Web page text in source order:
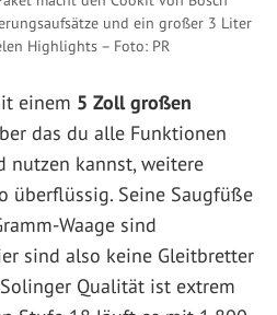
und ein großer 3 Liter
Highlights – Foto: PR
einem 5 Zoll großen
das du alle Funktionen
nutzen kannst, weitere
überflüssig. Seine Saugfüße
Waage sind
sind also keine Gleitbretter
Qualität ist extrem